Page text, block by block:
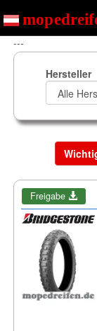
---
Hersteller
Freigabe